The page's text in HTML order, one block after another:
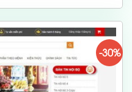
1,000,000 ₫.
là:
-30%